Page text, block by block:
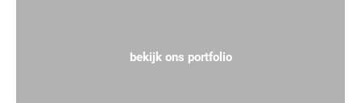
bekijk ons portfolio